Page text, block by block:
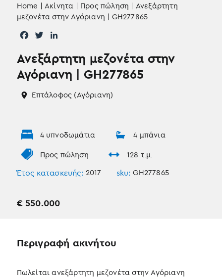
Ανεξάρτητη μεζονέτα στην
Αγόριανη | GH277865
Επτάλοφος (Αγόριανη)
Home |Ακίνητα | Προς πώληση | Ανεξάρτητη
μεζονέτα στην Αγόριανη | GH277865
c
e
b
o
i
t
e
r
n
e
I
4 υπνοδωμάτια 4 μπάνια
Προς πώληση 128 τ.μ.
Έτος κατασκευής: 2017 sku: GH277865
€ 550.000
Περιγραφή ακινήτου
Πωλείται ανεξάρτητη μεζονέτα στην Αγόριανη